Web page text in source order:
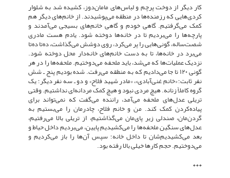
کار دیگر از دوخت پرچم و لباس‌های مامان‌دوز، کشیده شد به شلوار
کردی‌هایی که رزمنده‌ها در منطقه می‌پوشیدند. از خانم‌های دیگر هم
کمک می‌گرفتیم. گاهی خودم و گاهی خانم‌های بسیجی می‌آمدند و
پارچه‌ها را می‌بردیم تا در خانه‌ها دوخته شود. یادم هست مادری
شصت‌ساله، گونی‌هایی را پر می‌کرد، روی دوشش می‌گذاشت، ده‌تا ده‌تا
می‌برد در خانه‌ها، تا به دست خانم‌های خانه‌دار محل دوخته شود.
نزدیک عملیات‌ها که می‌شد، باید ملحفه می‌دوختیم. ملحفه‌ها را در هر
گونی ١٢٠ تا جا می‌دادیم که به منطقه می‌رفت. شده بودیم پنج ـ شش
نفر ثابت؛ «خانم غنی‌آبادی»، «مادر شهید فلاح» و دو ـ سه نفر دیگر؛ یک
گروه کاملاً زنانه. هیچ مردی نبود و هیچ کمک مردانه‌ای نداشتیم. وقتی
تریلی عدل‌های ملحفه می‌آمد، راننده می‌گفت که نمی‌تواند برای
پیاده‌کردن کمک کند. من و خانم فلاح، چادرمان را می‌بستیم به
گردن‌مان، صندلی زیر پای‌مان می‌گذاشتیم، از تریلی بالا می‌رفتیم،
عدل‌های سنگین ملحفه‌ها را می‌کشیدیم پایین، می‌بردیم داخل حیاط و
بعد می‌کشیدیم‌شان تا داخل خانه؛ سپس آن‌ها را باز می‌کردیم و
می‌دوختیم. حجم کارها خیلی بالا رفته بود.
***